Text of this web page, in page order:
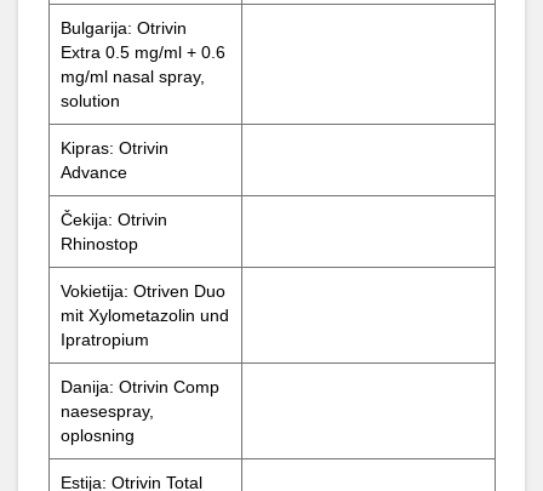
Bulgarija: Otrivin
Extra 0.5 mg/ml + 0.6
mg/ml nasal spray,
solution
Kipras: Otrivin
Advance
Čekija: Otrivin
Rhinostop
Vokietija: Otriven Duo
mit Xylometazolin und
Ipratropium
Danija: Otrivin Comp
naesespray,
oplosning
Estija: Otrivin Total